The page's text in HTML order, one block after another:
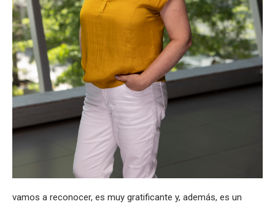
vamos a reconocer, es muy gratificante y, además, es un